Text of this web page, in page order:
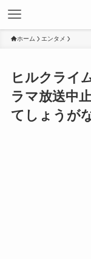
ホーム エンタメ
ヒルクライ
ラマ放送中
てしょうが